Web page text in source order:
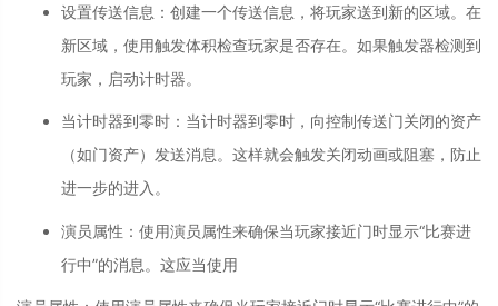
设置传送信息 ： 创建一个传送信息，将玩家送到新的区域。在
新区域，使用触发体积检查玩家是否存在。如果触发器检测到
玩家，启动计时器。
当计时器到零时 ： 当计时器到零时，向控制传送门关闭的资产
（如门资产）发送消息。这样就会触发关闭动画或阻塞，防止
进一步的进入。
演员属性 ： 使用演员属性来确保当玩家接近门时显示“比赛进
行中”的消息。这应当使用